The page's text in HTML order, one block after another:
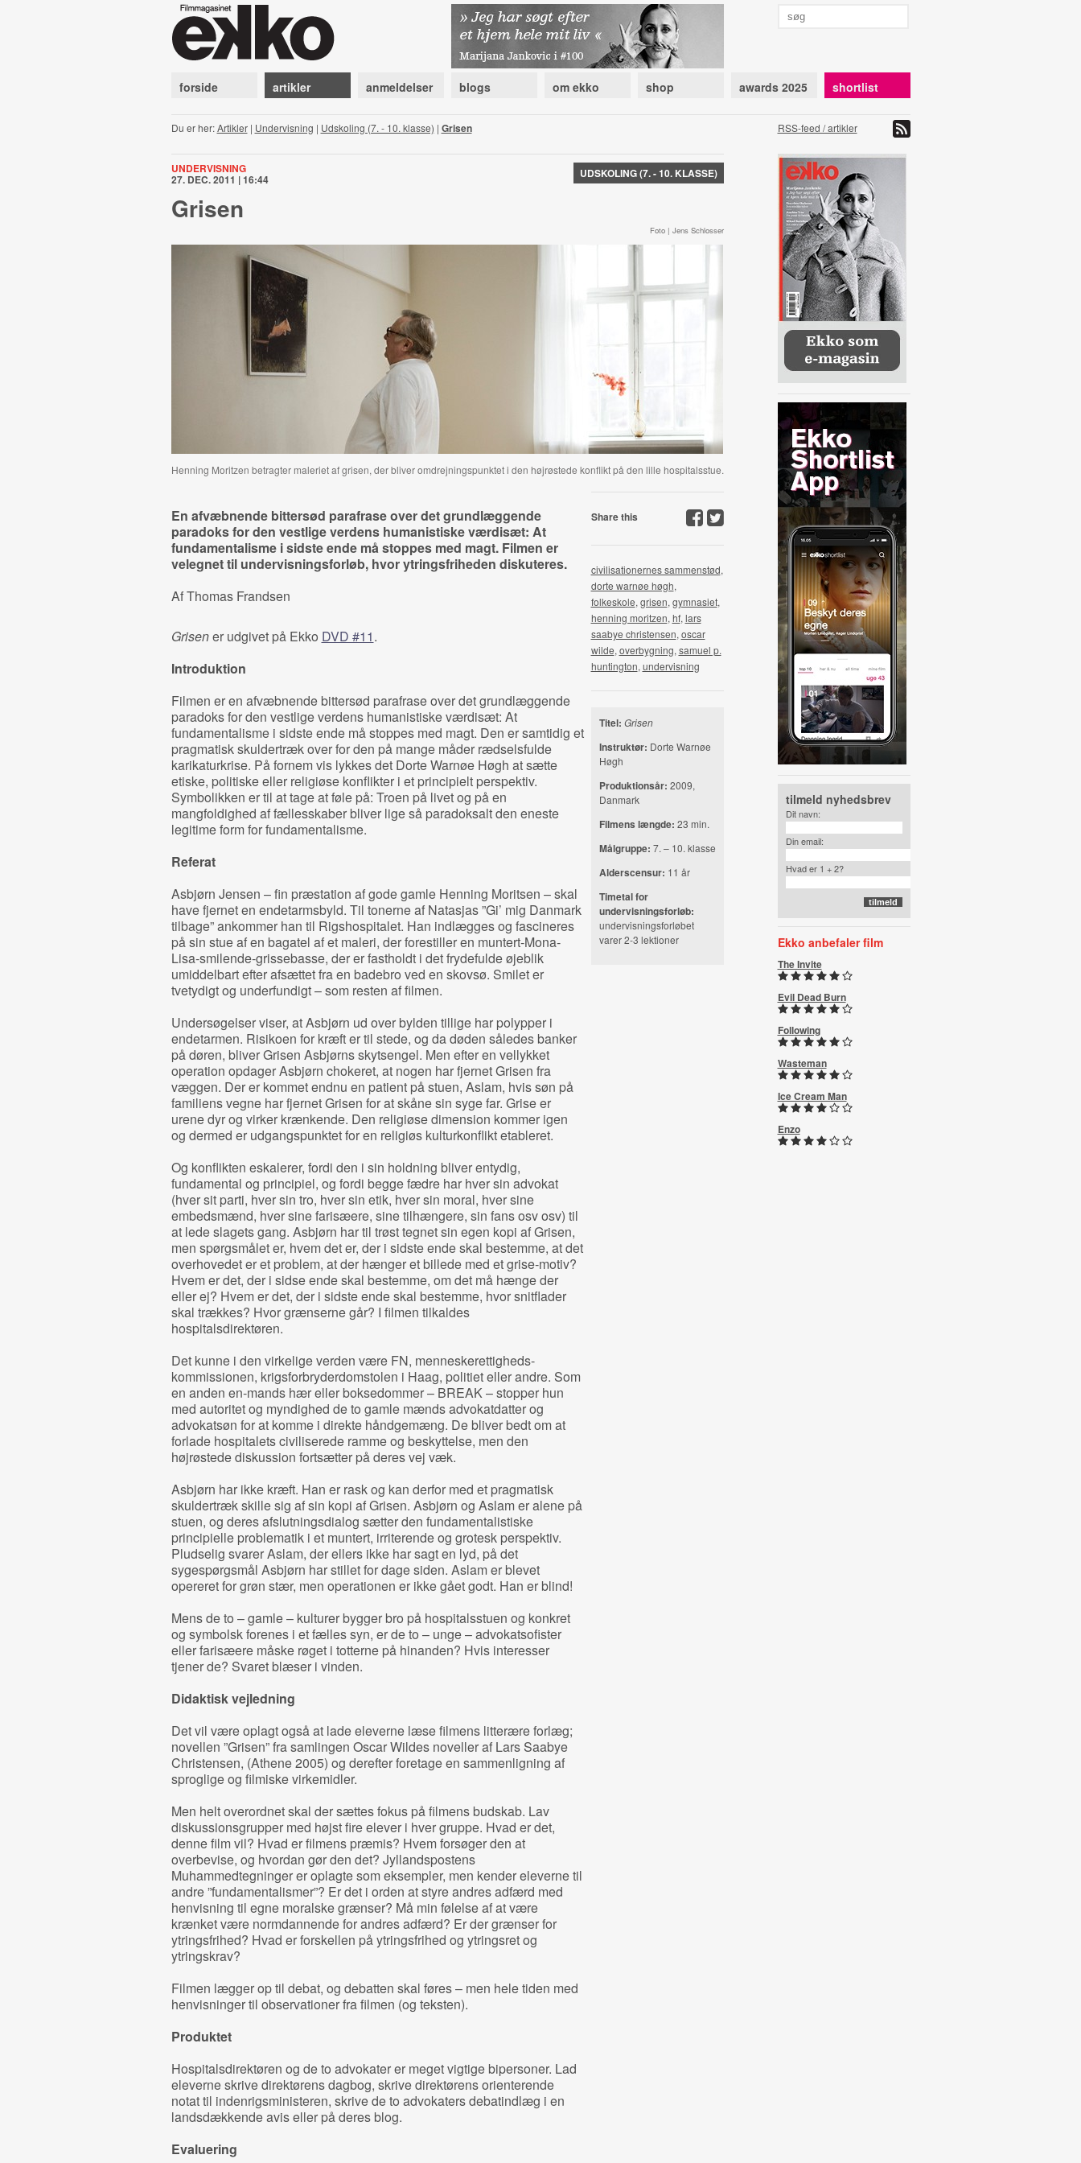
forside artikler anmeldelser blogs om ekko shop awards 2025 shortlist
Du er her:Artikler| Undervisning | Udskoling (7. - 10. klasse) | Grisen RSS-feed / artikler
UDSKOLING (7. - 10. KLASSE)
UNDERVISNING
27. DEC. 2011 | 16:44
Grisen
Foto | Jens Schlosser
Henning Moritzen betragter maleriet af grisen, der bliver omdrejningspunktet i den højrøstede konflikt på den lille hospitalsstue.
En afvæbnende bittersød parafrase over det grundlæggende
paradoks for den vestlige verdens humanistiske værdisæt: At
fundamentalisme i sidste ende må stoppes med magt. Filmen er
velegnet til undervisningsforløb, hvor ytringsfriheden diskuteres.
Af Thomas Frandsen
Grisener udgivet på Ekko DVD #11.
Introduktion
Filmen er en afvæbnende bittersød parafrase over det grundlæggende
paradoks for den vestlige verdens humanistiske værdisæt: At
fundamentalisme i sidste ende må stoppes med magt. Den er samtidig et
pragmatisk skuldertræk over for den på mange måder rædselsfulde
karikaturkrise. På fornem vis lykkes det Dorte Warnøe Høgh at sætte
etiske, politiske eller religiøse konflikter i et principielt perspektiv.
Symbolikken er til at tage at føle på: Troen på livet og på en
mangfoldighed af fællesskaber bliver lige så paradoksalt den eneste
legitime form for fundamentalisme.
Referat
Asbjørn Jensen – fin præstation af gode gamle Henning Moritsen – skal
have fjernet en endetarmsbyld. Til tonerne af Natasjas ”Gi’ mig Danmark
tilbage” ankommer han til Rigshospitalet. Han indlægges og fascineres
på sin stue af en bagatel af et maleri, der forestiller en muntert‐Mona‐
Lisa‐smilende‐grissebasse, der er fastholdt i det frydefulde øjeblik
umiddelbart efter afsættet fra en badebro ved en skovsø. Smilet er
tvetydigt og underfundigt – som resten af filmen.
Undersøgelser viser, at Asbjørn ud over bylden tillige har polypper i
endetarmen. Risikoen for kræft er til stede, og da døden således banker
på døren, bliver Grisen Asbjørns skytsengel. Men efter en vellykket
operation opdager Asbjørn chokeret, at nogen har fjernet Grisen fra
væggen. Der er kommet endnu en patient på stuen, Aslam, hvis søn på
familiens vegne har fjernet Grisen for at skåne sin syge far. Grise er
urene dyr og virker krænkende. Den religiøse dimension kommer igen
og dermed er udgangspunktet for en religiøs kulturkonflikt etableret.
Og konflikten eskalerer, fordi den i sin holdning bliver entydig,
fundamental og principiel, og fordi begge fædre har hver sin advokat
(hver sit parti, hver sin tro, hver sin etik, hver sin moral, hver sine
embedsmænd, hver sine farisæere, sine tilhængere, sin fans osv osv) til
at lede slagets gang. Asbjørn har til trøst tegnet sin egen kopi af Grisen,
men spørgsmålet er, hvem det er, der i sidste ende skal bestemme, at det
overhovedet er et problem, at der hænger et billede med et grise‐motiv?
Hvem er det, der i sidse ende skal bestemme, om det må hænge der
eller ej? Hvem er det, der i sidste ende skal bestemme, hvor snitflader
skal trækkes? Hvor grænserne går? I filmen tilkaldes
hospitalsdirektøren.
Det kunne i den virkelige verden være FN, menneskerettigheds-
kommissionen, krigsforbryderdomstolen i Haag, politiet eller andre. Som
en anden en‐mands hær eller boksedommer – BREAK – stopper hun
med autoritet og myndighed de to gamle mænds advokatdatter og
advokatsøn for at komme i direkte håndgemæng. De bliver bedt om at
forlade hospitalets civiliserede ramme og beskyttelse, men den
højrøstede diskussion fortsætter på deres vej væk.
Asbjørn har ikke kræft. Han er rask og kan derfor med et pragmatisk
skuldertræk skille sig af sin kopi af Grisen. Asbjørn og Aslam er alene på
stuen, og deres afslutningsdialog sætter den fundamentalistiske
principielle problematik i et muntert, irriterende og grotesk perspektiv.
Pludselig svarer Aslam, der ellers ikke har sagt en lyd, på det
sygespørgsmål Asbjørn har stillet for dage siden. Aslam er blevet
opereret for grøn stær, men operationen er ikke gået godt. Han er blind!
Mens de to – gamle – kulturer bygger bro på hospitalsstuen og konkret
og symbolsk forenes i et fælles syn, er de to – unge – advokatsofister
eller farisæere måske røget i totterne på hinanden? Hvis interesser
tjener de? Svaret blæser i vinden.
Didaktisk vejledning
Det vil være oplagt også at lade eleverne læse filmens litterære forlæg;
novellen ”Grisen” fra samlingen Oscar Wildes noveller af Lars Saabye
Christensen, (Athene 2005) og derefter foretage en sammenligning af
sproglige og filmiske virkemidler.
Men helt overordnet skal der sættes fokus på filmens budskab. Lav
diskussionsgrupper med højst fire elever i hver gruppe. Hvad er det,
denne film vil? Hvad er filmens præmis? Hvem forsøger den at
overbevise, og hvordan gør den det? Jyllandspostens
Muhammedtegninger er oplagte som eksempler, men kender eleverne til
andre ”fundamentalismer”? Er det i orden at styre andres adfærd med
henvisning til egne moralske grænser? Må min følelse af at være
krænket være normdannende for andres adfærd? Er der grænser for
ytringsfrihed? Hvad er forskellen på ytringsfrihed og ytringsret og
ytringskrav?
Filmen lægger op til debat, og debatten skal føres – men hele tiden med
henvisninger til observationer fra filmen (og teksten).
Produktet
Hospitalsdirektøren og de to advokater er meget vigtige bipersoner. Lad
eleverne skrive direktørens dagbog, skrive direktørens orienterende
notat til indenrigsministeren, skrive de to advokaters debatindlæg i en
landsdækkende avis eller på deres blog.
Evaluering
Share this
civilisationernes sammenstød,
dorte warnøe høgh,
folkeskole, grisen, gymnasiet,
henning moritzen, hf, lars
saabye christensen, oscar
wilde, overbygning, samuel p.
huntington, undervisning
Titel: Grisen
Instruktør: Dorte Warnøe
Høgh
Produktionsår: 2009,
Danmark
Filmens længde: 23 min.
Målgruppe: 7. – 10. klasse
Alderscensur: 11 år
Timetal for
undervisningsforløb:
undervisningsforløbet
varer 2‐3 lektioner
tilmeld nyhedsbrev
Dit navn:
Din email:
Hvad er 1 + 2?
Ekko anbefaler film
The Invite
Evil Dead Burn
Following
Wasteman
Ice Cream Man
Enzo